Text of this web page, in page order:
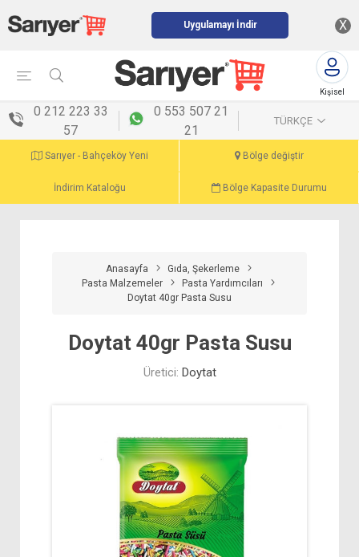
Uygulamayı İndir X
Kişisel
0 212 223 33
57
0 553 507 21
21
TÜRKÇE
Sarıyer - Bahçeköy Yeni Bölge değiştir
İndirim Kataloğu Bölge Kapasite Durumu
Anasayfa
Gıda, Şekerleme
Pasta Malzemeler
Pasta Yardımcıları
Doytat 40gr Pasta Susu
Doytat 40gr Pasta Susu
Üretici: Doytat